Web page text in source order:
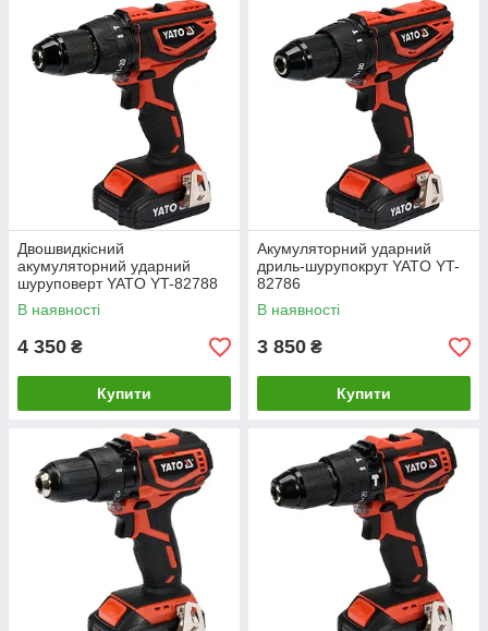
Двошвидкісний
акумуляторний ударний
шуруповерт YATO YT-82788
В наявності
4 350 ₴
Купити
Акумуляторний ударний
дриль-шурупокрут YATO YT-
82786
В наявності
3 850 ₴
Купити